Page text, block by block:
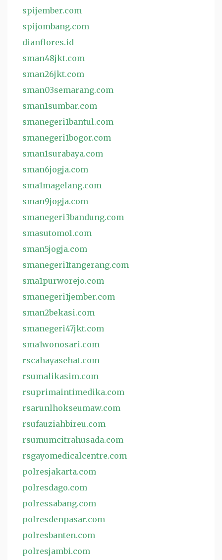
spijember.com
spijombang.com
dianflores.id
sman48jkt.com
sman26jkt.com
sman03semarang.com
sman1sumbar.com
smanegeri1bantul.com
smanegeri1bogor.com
sman1surabaya.com
sman6jogja.com
sma1magelang.com
sman9jogja.com
smanegeri3bandung.com
smasutomo1.com
sman5jogja.com
smanegeri1tangerang.com
sma1purworejo.com
smanegeri1jember.com
sman2bekasi.com
smanegeri47jkt.com
sma1wonosari.com
rscahayasehat.com
rsumalikasim.com
rsuprimaintimedika.com
rsarunlhokseumaw.com
rsufauziahbireu.com
rsumumcitrahusada.com
rsgayomedicalcentre.com
polresjakarta.com
polresdago.com
polressabang.com
polresdenpasar.com
polresbanten.com
polresjambi.com